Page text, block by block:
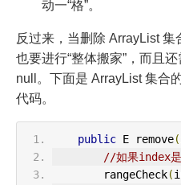
动一“格”。
反过来，当删除 ArrayList
也要进行“整体搬家”，而且
null。下面是 ArrayList 集合
代码。
public E remove(
//如果index是
        rangeCheck
(